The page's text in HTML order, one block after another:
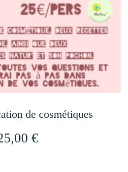
de cosmétiques
€